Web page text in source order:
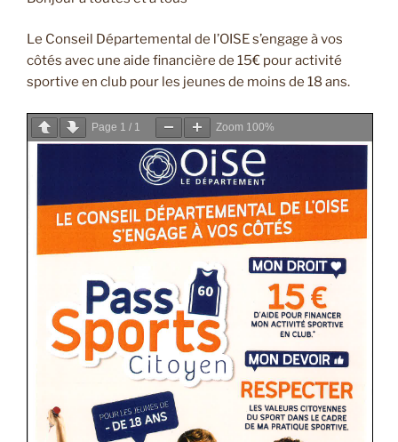
Le Conseil Départemental de l’OISE s’engage à vos
côtés avec une aide financière de 15€ pour activité
sportive en club pour les jeunes de moins de 18 ans.
Page 1 / 1 Zoom 100%